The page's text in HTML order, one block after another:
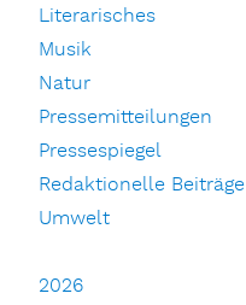
Literarisches
Musik
Natur
Pressemitteilungen
Pressespiegel
Redaktionelle Beiträge
Umwelt
2026